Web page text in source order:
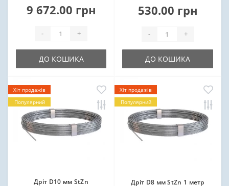
9 672.00 грн
- +
ДО КОШИКА
530.00 грн
- +
ДО КОШИКА
Хіт продажів
Популярний
Дріт D10 мм StZn
Хіт продажів
Популярний
Дріт D8 мм StZn 1 метр